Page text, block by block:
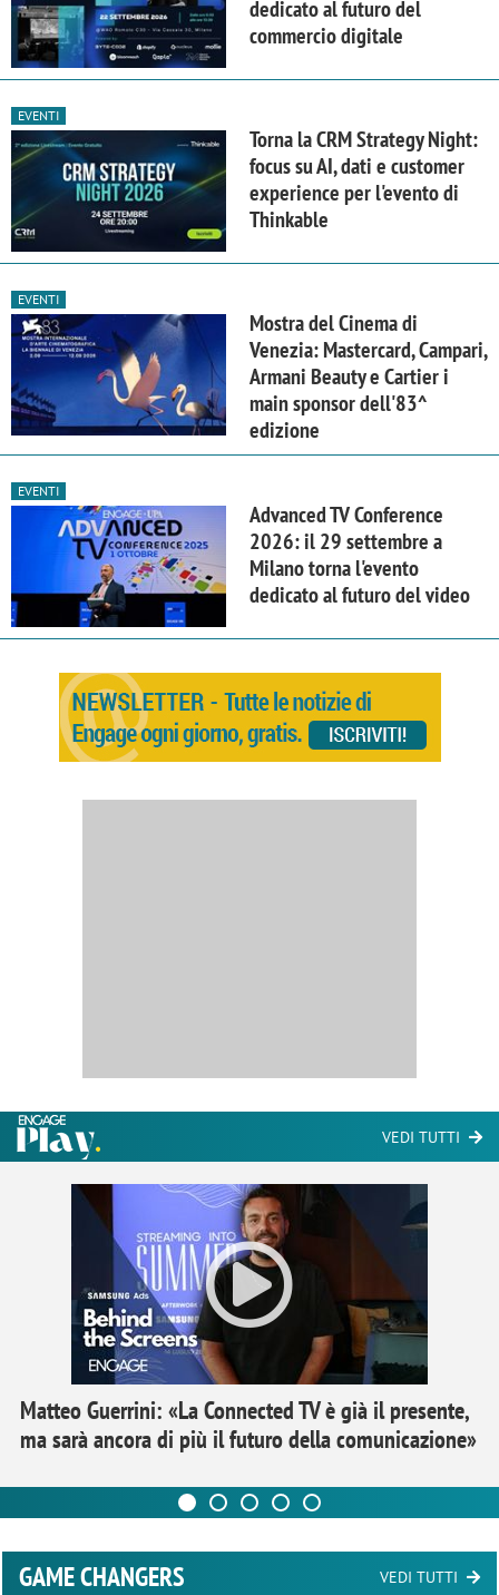
dedicato al futuro del
commercio digitale
EVENTI
Torna la CRM Strategy Night:
focus su AI, dati e customer
experience per l'evento di
Thinkable
EVENTI
Mostra del Cinema di
Venezia: Mastercard, Campari,
Armani Beauty e Cartier i
main sponsor dell'83^
edizione
EVENTI
Advanced TV Conference
2026: il 29 settembre a
Milano torna l'evento
dedicato al futuro del video
VEDI TUTTI
Matteo Guerrini: «La Connected TV è già il presente,
ma sarà ancora di più il futuro della comunicazione»
GAME CHANGERS VEDI TUTTI